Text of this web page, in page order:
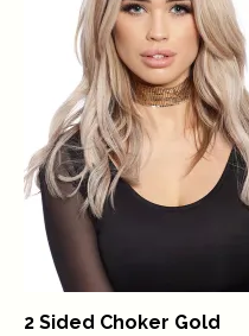
2 Sided Choker Gold